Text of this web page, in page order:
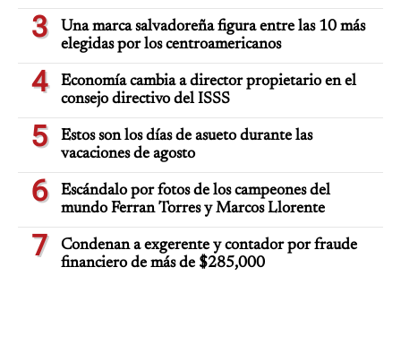
3
Una marca salvadoreña figura entre las 10 más
elegidas por los centroamericanos
4
Economía cambia a director propietario en el
consejo directivo del ISSS
5
Estos son los días de asueto durante las
vacaciones de agosto
6
Escándalo por fotos de los campeones del
mundo Ferran Torres y Marcos Llorente
7
Condenan a exgerente y contador por fraude
financiero de más de $285,000